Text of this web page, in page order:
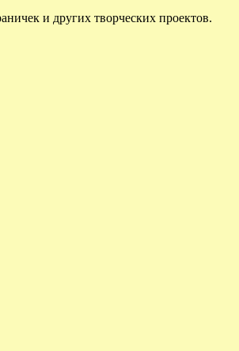
и других творческих проектов.